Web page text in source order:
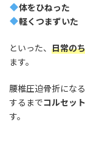
体をひねった
軽くつまずいた
といった、 日常の
ます。
腰椎圧迫骨折にな
するまでコルセッ
す。